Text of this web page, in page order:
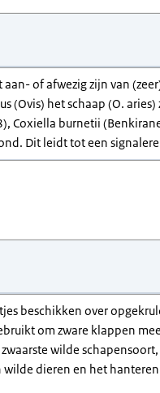
of afwezig zijn van
(Ovis) het schaap (O.
Coxiella burnetii
Dit leidt tot een
beschikken over
om zware klappen
wilde
dieren en het